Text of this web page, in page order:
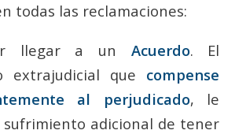
todas las reclamaciones:
llegar a un Acuerdo. El
extrajudicial que compense
al perjudicado, le
adicional de tener